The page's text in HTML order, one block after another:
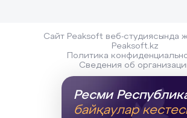
Ресми
байқаулар
Сайт Peaksoft веб-студиясында
Peaksoft.kz
Политика
Сведения об